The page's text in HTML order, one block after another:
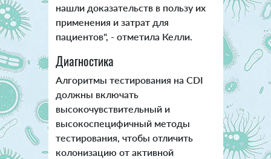
нашли доказательств в пользу их
применения и затрат для
пациентов", - отметила Келли.
Диагностика
Алгоритмы тестирования на CDI
должны включать
высокочувствительный и
высокоспецифичный методы
тестирования, чтобы отличить
колонизацию от активной